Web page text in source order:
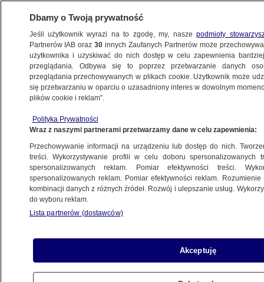
LĘBORK
Ukradli kamerę, podczas ucieczki
zrezygnowali z łupu. Nie wiedzieli,
że zostali nagrani
TRÓJMIASTO
Trzylatka omal nie wbiegła na jezdnię.
Matka była pod wpływem narkotyków
Dziecko bez opieki na ruchliwej ulicy.
Matka była pod wpływem substancji
odurzających
Dbamy o Twoją prywatność
Jeśli użytkownik wyrazi na to zgodę, my, naszepodmioty
Partnerów IAB oraz30 innych Zaufanych Partnerów może
użytkownika i uzyskiwać do nich dostęp w celu zapewnienia
przeglądania. Odbywa się to poprzez przetwarzanie danych
przeglądania przechowywanych w plikach cookie. Użytkownik może
się przetwarzaniu w oparciu o uzasadniony interes w dowolnym
plików cookie i reklam”.
Polityka Prywatności
Wraz z naszymi partnerami przetwarzamy dane w celu zapewnienia:
Przechowywanie informacji na urządzeniu lub dostęp do nich.
treści. Wykorzystywanie profili w celu doboru spersonalizowanych
spersonalizowanych reklam. Pomiar efektywności treści.
spersonalizowanych reklam. Pomiar efektywności reklam.
kombinacji danych z różnych źródeł. Rozwój i ulepszanie usług.
do wyboru reklam.
Lista partnerów (dostawców)
Akceptuję